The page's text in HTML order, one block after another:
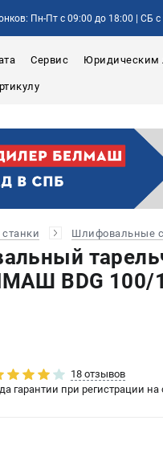
Пн-Пт с 09:00 до 18:00 | СБ с
Сервис Юридическим
Шлифовальные
BDG 100/
18 отзывов
гарантии при регистрации